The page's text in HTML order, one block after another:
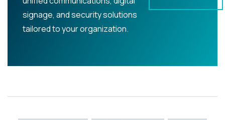
signage, and security solutions
tailored to your organization.